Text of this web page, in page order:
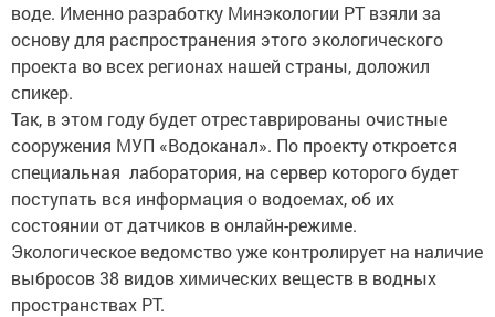
воде. Именно разработку Минэкологии РТ взяли за
основу для распространения этого экологического
проекта во всех регионах нашей страны, доложил
спикер.
Так, в этом году будет отреставрированы очистные
сооружения МУП «Водоканал». По проекту откроется
специальная лаборатория, на сервер которого будет
поступать вся информация о водоемах, об их
состоянии от датчиков в онлайн-режиме.
Экологическое ведомство уже контролирует на наличие
выбросов 38 видов химических веществ в водных
пространствах РТ.